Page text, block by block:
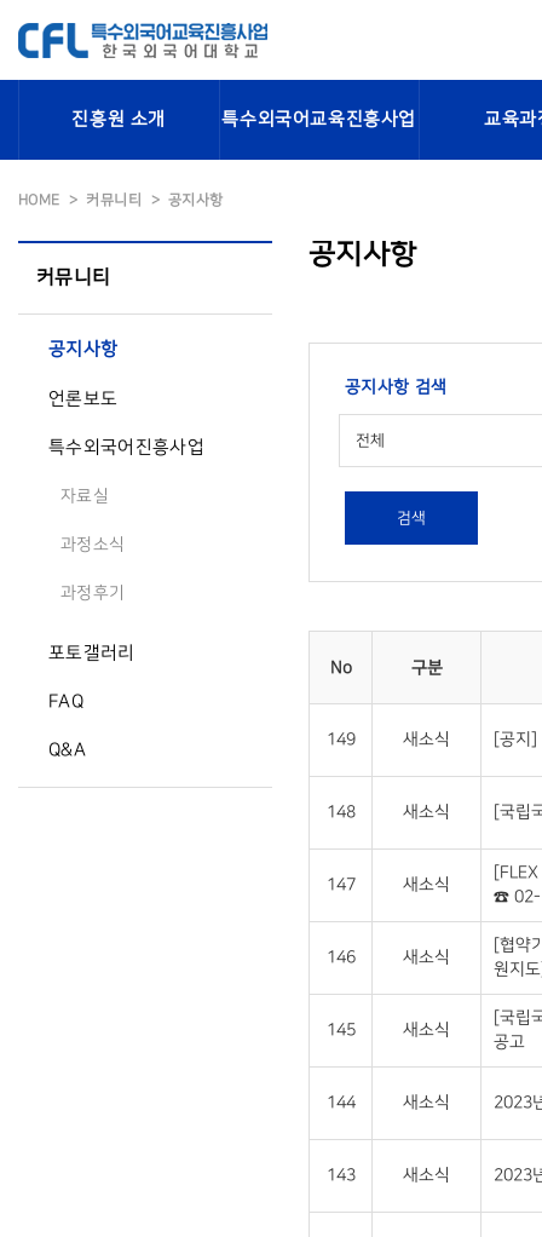
진흥원 소개 특수외국어교육진흥사업 교육과
HOME 커뮤니티 공지사항
커뮤니티
공지사항
언론보도
특수외국어진흥사업
자료실
과정소식
과정후기
포토갤러리
FAQ
Q&A
공지사항
공지사항 검색
전체
검색
No 구분
149 새소식 [공지]
148 새소식 [국립
147 새소식
☎ 02-
146 새소식
[협약
원지
145 새소식
[국립
공고
144 새소식 2023
143 새소식 2023